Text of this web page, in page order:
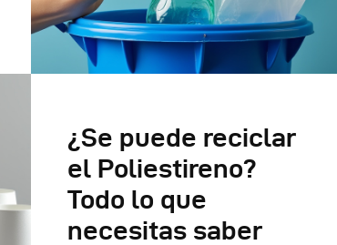
¿Se puede reciclar
el Poliestireno?
Todo lo que
necesitas saber